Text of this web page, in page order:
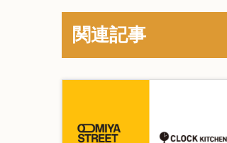
関連記事